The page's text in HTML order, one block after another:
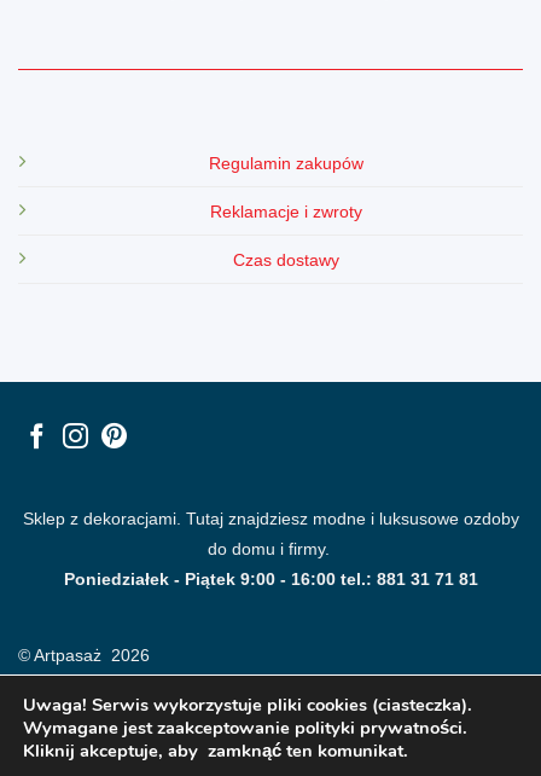
Regulamin zakupów
Reklamacje i zwroty
Czas dostawy
Sklep z dekoracjami. Tutaj znajdziesz modne i luksusowe ozdoby
do domu i firmy.
Poniedziałek - Piątek 9:00 - 16:00 tel.: 881 31 71 81
© Artpasaż 2026
Uwaga! Serwis wykorzystuje pliki cookies (ciasteczka).
Wymagane jest zaakceptowanie polityki prywatności.
Kliknij akceptuje, aby zamknąć ten komunikat.